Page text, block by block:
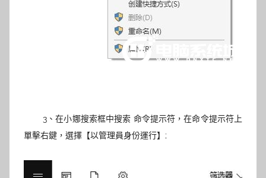
3、在小娜搜索框中搜索 命令提示符，在命令提示符上
單擊右鍵，選擇【以管理員身份運行】;